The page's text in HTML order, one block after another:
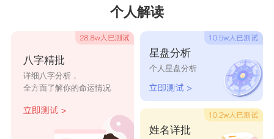
罗妤倩
罗诗知 罗静秋 罗江静 罗紫伊
罗甜绿 罗南影 罗伊
罗兰 罗芳 罗丽 罗雪
罗淑 罗萍
个人解读
八字精批
详细八字分析，
全方面了解你的命运情况
星盘分析
个人星盘分析
姓名详批